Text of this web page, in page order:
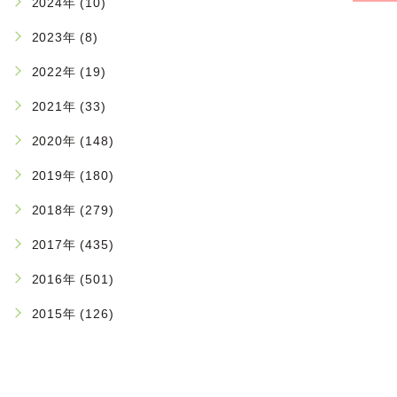
2023年 (8)
2022年 (19)
2021年 (33)
2020年 (148)
2019年 (180)
2018年 (279)
2017年 (435)
2016年 (501)
2015年 (126)